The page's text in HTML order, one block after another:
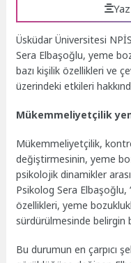
Üsküdar Üniversitesi
Sera Elbaşoğlu, yeme
bazı kişilik özellikleri ve
üzerindeki etkileri
Mükemmeliyetçilik
Mükemmeliyetçilik,
değiştirmesinin, yeme
psikolojik dinamikler
Psikolog Sera
özellikleri, yeme
sürdürülmesinde belirgin
Bu durumun en çarpıcı